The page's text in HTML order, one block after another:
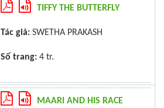
TIFFY THE BUTTERFLY
Tác giả: SWETHA PRAKASH
Số trang: 4 tr.
MAARI AND HIS RACE